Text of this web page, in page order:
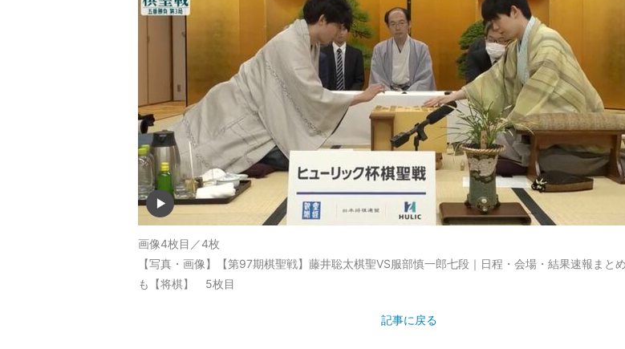
画像4枚目／4枚
【写真・画像】【第97期棋聖戦】藤井聡太棋聖VS服部慎一郎七段｜日程・会場・結果速報まと
も【将棋】 5枚目
記事に戻る